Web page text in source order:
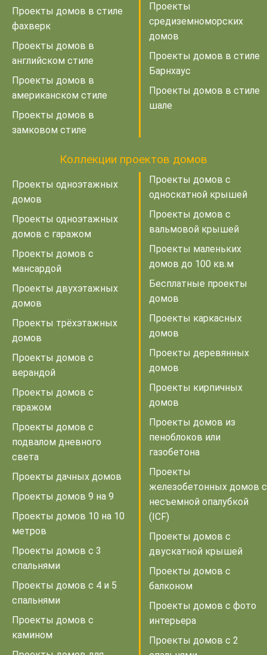
Проекты домов в стиле
фахверк
Проекты домов в
английском стиле
Проекты домов в
американском стиле
Проекты домов в
замковом стиле
Проекты
средиземноморских
домов
Проекты домов в стиле
Барнхаус
Проекты домов в стиле
шале
Коллекции проектов домов
Проекты одноэтажных
домов
Проекты одноэтажных
домов с гаражом
Проекты домов с
мансардой
Проекты двухэтажных
домов
Проекты трёхэтажных
домов
Проекты домов с
верандой
Проекты домов с
гаражом
Проекты домов с
подвалом дневного
света
Проекты дачных домов
Проекты домов 9 на 9
Проекты домов 10 на 10
метров
Проекты домов с 3
спальнями
Проекты домов с 4 и 5
спальнями
Проекты домов с
камином
Проекты домов с
односкатной крышей
Проекты домов с
вальмовой крышей
Проекты маленьких
домов до 100 кв.м
Бесплатные проекты
домов
Проекты каркасных
домов
Проекты деревянных
домов
Проекты кирпичных
домов
Проекты домов из
пеноблоков или
газобетона
Проекты
железобетонных домов с
несъемной опалубкой
(ICF)
Проекты домов с
двускатной крышей
Проекты домов с
балконом
Проекты домов с фото
интерьера
Проекты домов с 2